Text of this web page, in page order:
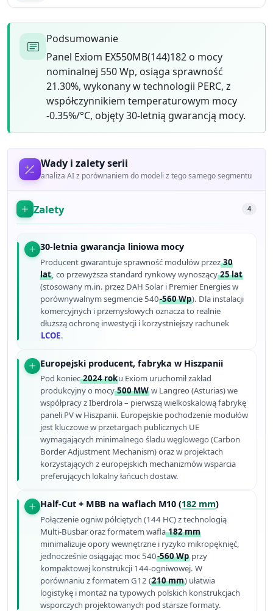
Podsumowanie
Panel Exiom EX550MB(144)182 o mocy
nominalnej 550 Wp, osiąga sprawność
21.30%, wykonany w technologii PERC, z
współczynnikiem temperaturowym mocy
-0.35%/°C, objęty 30-letnią gwarancją mocy.
Wady i zalety serii
analiza AI z porównaniem do modeli z tego samego segmentu
Zalety 4
30-letnia gwarancja liniowa mocy
Producent gwarantuje sprawność modułów przez30
lat, co przewyższa standard rynkowy wynoszący25 lat
(stosowany m.in. przez DAH Solar i Premier Energies w
porównywalnym segmencie 540-560 Wp). Dla instalacji
komercyjnych i przemysłowych oznacza to realnie
dłuższą ochronę inwestycji i korzystniejszy rachunek
LCOE.
Europejski producent, fabryka w Hiszpanii
Pod koniec2024 roku Exiom uruchomił zakład
produkcyjny o mocy500 MW w Langreo (Asturias) we
współpracy z Iberdrola – pierwszą wielkoskalową fabrykę
paneli PV w Hiszpanii. Europejskie pochodzenie modułów
jest kluczowe w przetargach publicznych UE
wymagających minimalnego śladu węglowego (Carbon
Border Adjustment Mechanism) oraz w projektach
korzystających z europejskich mechanizmów wsparcia
preferujących lokalny łańcuch dostaw.
Half-Cut + MBB na waflach M10 (182 mm)
Połączenie ogniw półciętych (144 HC) z technologią
Multi-Busbar oraz formatem wafla182 mm
minimalizuje opory wewnętrzne i ryzyko mikropęknięć,
jednocześnie osiągając moc 540-560 Wp przy
kompaktowej konstrukcji 144-ogniwowej. W
porównaniu z formatem G12 (210 mm) ułatwia
logistykę i montaż na typowych polskich konstrukcjach
wsporczych projektowanych pod starsze formaty.